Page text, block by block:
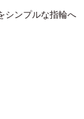
シンプルな指輪へ